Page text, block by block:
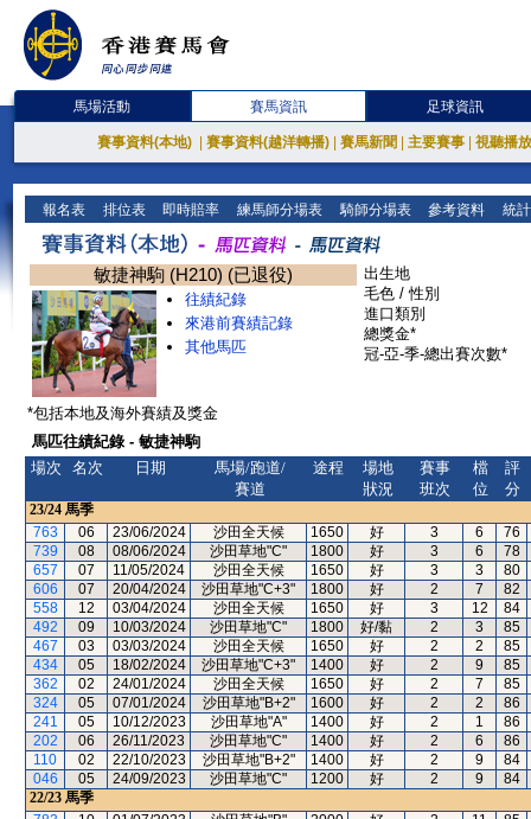
馬場活動 賽馬資訊 足球資訊
賽事資料(本地) 賽事資料(越洋轉播) 賽馬新聞 主要賽事 視聽播
報名表 排位表 即時賠率 練馬師分場表 騎師分場表 參考資料 統
敏捷神駒 (H210) (已退役)
往績紀錄
來港前賽績記錄
其他馬匹
出生地
毛色 / 性別
進口類別
總獎金*
冠-亞-季-總出賽次數*
*包括本地及海外賽績及獎金
馬匹往績紀錄 - 敏捷神駒
場次
名次 日期
馬場/跑道/
賽道
途程
場地
狀況
賽事
班次
檔
位
評
分
23/24 馬季
763
06 23/06/2024 沙田全天候 1650 好 3 6
76
739
08 08/06/2024 沙田草地"C" 1800 好 3 6
78
657
07 11/05/2024 沙田全天候 1650 好 3 3
80
606
07 20/04/2024 沙田草地"C+3" 1800 好 2 7
82
558
12 03/04/2024 沙田全天候 1650 好 3 12
84
492
09 10/03/2024 沙田草地"C" 1800 好/黏 2 3
85
467
03 03/03/2024 沙田全天候 1650 好 2 2
85
434
05 18/02/2024 沙田草地"C+3" 1400 好 2 9
85
362
02 24/01/2024 沙田全天候 1650 好 2 7
85
324
05 07/01/2024 沙田草地"B+2" 1600 好 2 2
86
241
05 10/12/2023 沙田草地"A" 1400 好 2 1
86
202
06 26/11/2023 沙田草地"C" 1400 好 2 6
86
110
02 22/10/2023 沙田草地"B+2" 1400 好 2 9
84
046
05 24/09/2023 沙田草地"C" 1200 好 2 9
84
22/23 馬季